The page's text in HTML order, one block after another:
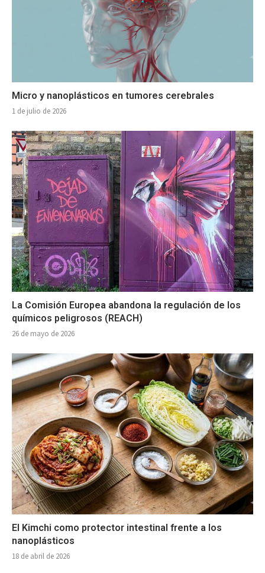
Micro y nanoplásticos en tumores cerebrales
1 de julio de 2026
La Comisión Europea abandona la regulación de los
químicos peligrosos (REACH)
26 de mayo de 2026
El Kimchi como protector intestinal frente a los
nanoplásticos
18 de abril de 2026